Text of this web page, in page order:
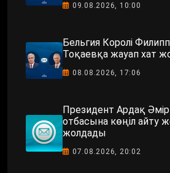
09.08.2026, 10:00
Бельгия Королі
Тоқаевқа жауап хат
08.08.2026, 17:06
Президент Ардақ
отбасына көңіл айту
жолдады
07.08.2026, 20:02